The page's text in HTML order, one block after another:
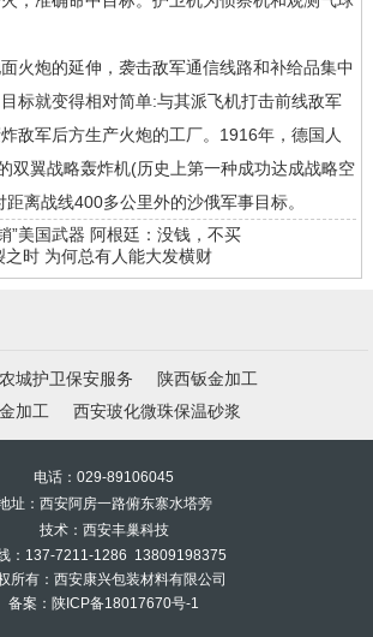
火炮的延伸，袭击敌军通信线路和补给品集中
标就变得相对简单:与其派飞机打击前线敌军
敌军后方生产火炮的工厂。1916年，德国人
双翼战略轰炸机(历史上第一种成功达成战略空
离战线400多公里外的沙俄军事目标。
”美国武器 阿根廷：没钱，不买
之时 为何总有人能大发横财
城护卫保安服务
陕西钣金加工
加工 西安玻化微珠保温砂浆
电话：029-89106045
址：西安阿房一路俯东寨水塔旁
技术：西安丰巢科技
：137-7211-1286 13809198375
所有：西安康兴包装材料有限公司
备案： 陕ICP备18017670号-1